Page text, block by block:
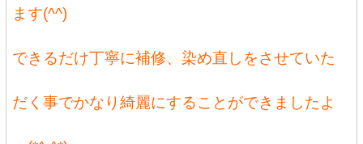
ます(^^)
できるだけ丁寧に補修、染め直しをさせていた
だく事でかなり綺麗にすることができましたよ